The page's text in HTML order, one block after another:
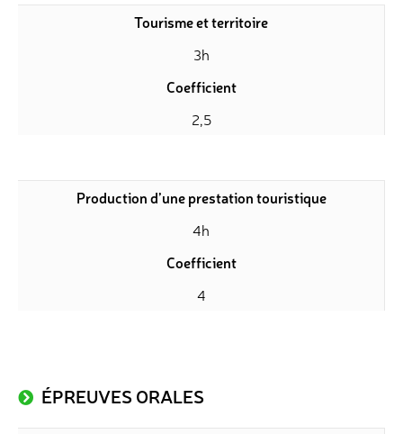
Tourisme et territoire
3h
Coefficient
2,5
Production d’une prestation touristique
4h
Coefficient
4
ÉPREUVES ORALES